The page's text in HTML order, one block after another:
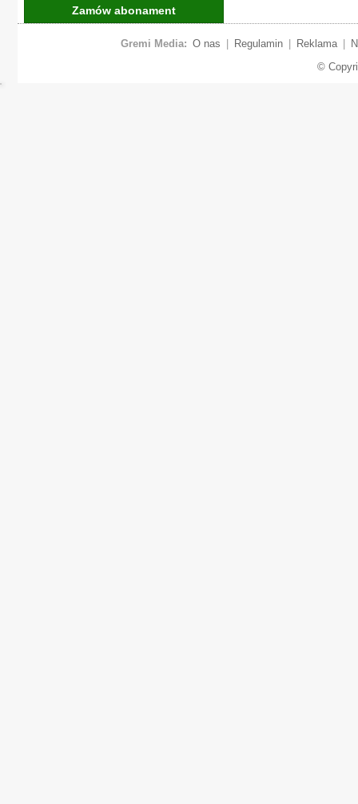
Zamów abonament
Gremi Media: O nas Regulamin Reklama
©